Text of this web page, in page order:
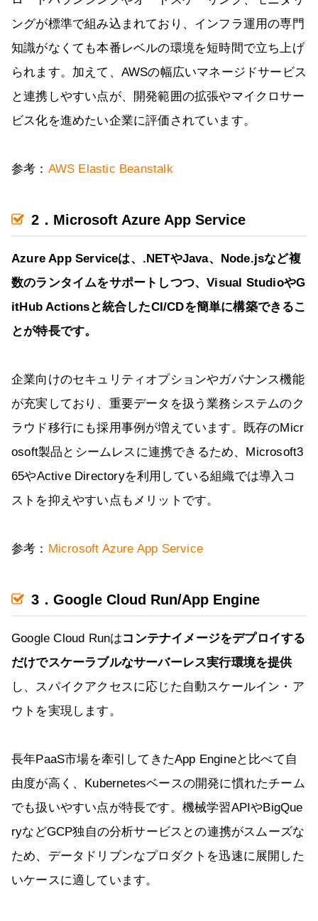
ングが標準で組み込まれており、インフラ運用の専門
知識がなくても本番レベルの環境を短時間で立ち上げ
られます。加えて、AWSの幅広いマネージドサービス
と連携しやすい点が、開発範囲の拡張やマイクロサー
ビス化を進めたい企業に評価されています。
参考： AWS Elastic Beanstalk
2．Microsoft Azure App Service
Azure App Serviceは、.NETやJava、Node.jsなど複
数のランタイムをサポートしつつ、Visual StudioやG
itHub Actionsと統合したCI/CDを簡単に構築できるこ
とが特長です。
企業向けのセキュリティオプションやガバナンス機能
が充実しており、重要データを扱う業務システムのク
ラウド移行にも採用事例が増えています。既存のMicr
osoft製品とシームレスに連携できるため、Microsoft3
65やActive Directoryを利用している組織では導入コ
ストを抑えやすい点もメリットです。
参考： Microsoft Azure App Service
3．Google Cloud Run/App Engine
Google Cloud Runはコンテナイメージをデプロイする
だけでスケーラブルなサーバーレス実行環境を提供
し、スパイクアクセスに応じた自動スケールイン・ア
ウトを実現します。
長年PaaS市場を牽引してきたApp Engineと比べて自
由度が高く、Kubernetesベースの開発に慣れたチーム
でも扱いやすい点が特長です。機械学習APIやBigQue
ryなどGCP独自の分析サービスとの連携がスムーズな
ため、データドリブンなプロダクトを迅速に展開した
いケースに適しています。